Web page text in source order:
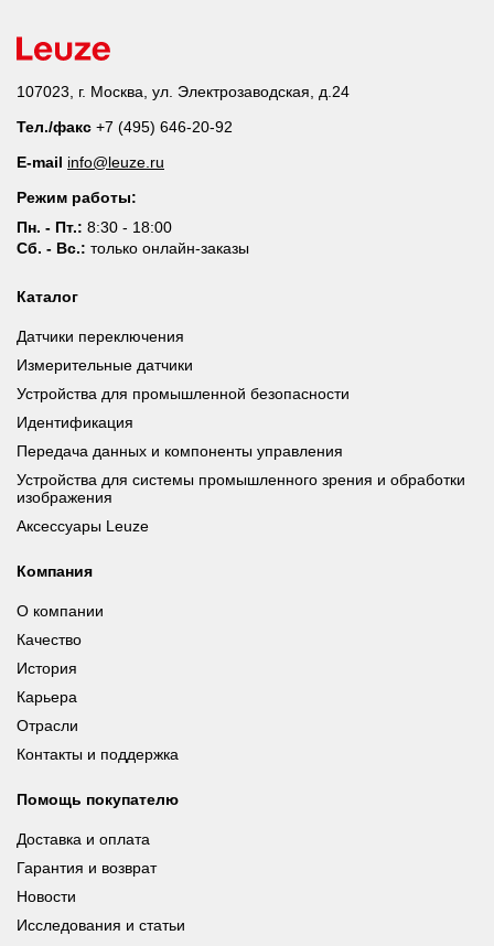
107023, г. Москва, ул. Электрозаводская, д.24
Тел./факс +7 (495) 646-20-92
E-mail info@leuze.ru
Режим работы:
Пн. - Пт.: 8:30 - 18:00
Сб. - Вс.: только онлайн-заказы
Каталог
Датчики переключения
Измерительные датчики
Устройства для промышленной безопасности
Идентификация
Передача данных и компоненты управления
Устройства для системы промышленного зрения и обработки
изображения
Аксессуары Leuze
Компания
О компании
Качество
История
Карьера
Отрасли
Контакты и поддержка
Помощь покупателю
Доставка и оплата
Гарантия и возврат
Новости
Исследования и статьи